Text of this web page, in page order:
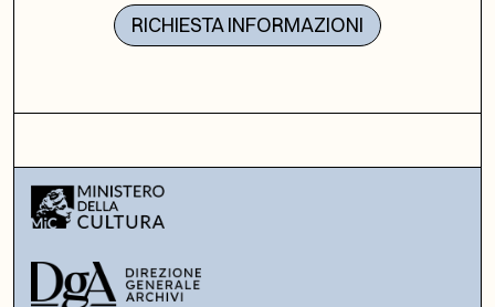
RICHIESTA INFORMAZIONI